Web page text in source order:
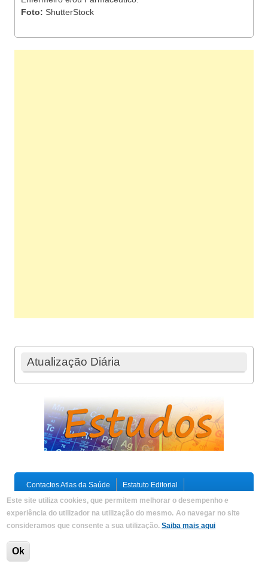
Foto: ShutterStock
Atualização Diária
Contactos Atlas da Saúde
Estatuto Editorial
Ficha Técnica
Política de Privacidade / Termos e Condições
Mapa do Site
Este site utiliza cookies, que permitem melhorar o desempenho e
experiência do utilizador na utilização do mesmo. Ao navegar no site
consideramos que consente a sua utilização.Saiba mais aqui
Ok